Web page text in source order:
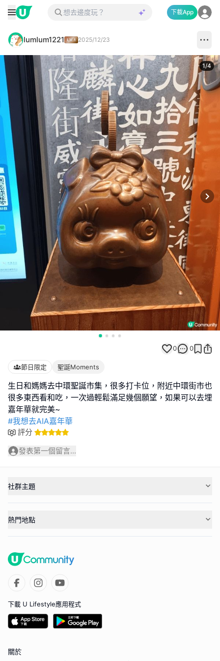
下載App
lumlum1221 2025/12/23
1/4
0 0
節日限定 聖誕Moments
生日和媽媽去中環聖誕市集，很多打卡位，附近中環街市也
很多東西看和吃，一次過輕鬆滿足幾個願望，如果可以去埋
#我想去AIA嘉年華
評分
發表第一個留言...
社群主題
熱門地點
下載 U Lifestyle應用程式
關於